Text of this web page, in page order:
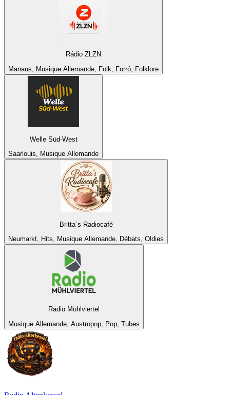
Rádio ZLZN
Manaus, Musique Allemande, Folk, Forró, Folklore
Welle Süd-West
Saarlouis, Musique Allemande
Britta´s Radiocafé
Neumarkt, Hits, Musique Allemande, Débats, Oldies
Radio Mühlviertel
Musique Allemande, Austropop, Pop, Tubes